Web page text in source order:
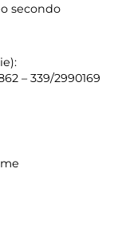
secondo
– 339/2990169